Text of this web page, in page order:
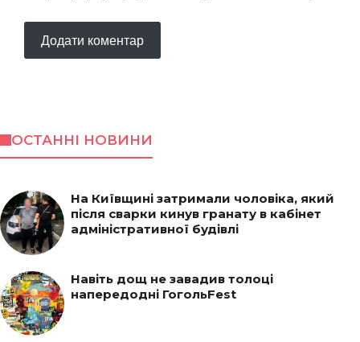
ОСТАННІ НОВИНИ
На Київщині затримали чоловіка, який
після сварки кинув гранату в кабінет
адміністративної будівлі
Навіть дощ не завадив толоці
напередодні ГогольFest